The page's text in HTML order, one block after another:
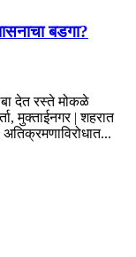
बडगा?
देत रस्ते मोकळे
मुक्ताईनगर | शहरात